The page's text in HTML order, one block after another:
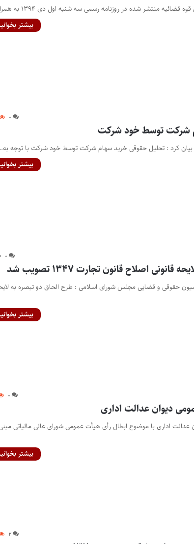
منتشر شده در روزنامه رسمی سه شنبه اول دی ۱۳۹۴ به همراه…
بیشتر
۰
شرکت توسط خود شرکت
بیان کرد : تحلیل حقوقی خرید سهام شرکت توسط خود شرکت با توجه
بیشتر
۰
اصلاح قانون تجارت ۱۳۴۷ تصویب شد
حقوقی و قضایی مجلس شورای اسلامی : طرح الحاق دو تبصره به
بیشتر
۰
دیوان عدالت اداری با موضوع ابطال رأی هیأت عمومی شورای عالی مالیاتی
بیشتر
۲